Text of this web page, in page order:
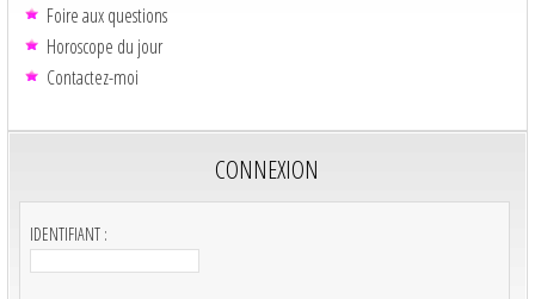
Foire aux questions
Horoscope du jour
Contactez-moi
CONNEXION
IDENTIFIANT :